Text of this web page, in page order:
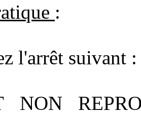
:
l'arrêt suivant
NON